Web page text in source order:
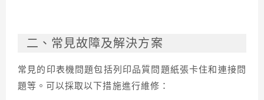
二、常見故障及解決方案
常見的印表機問題包括列印品質問題紙張卡住和連接問
題等。可以採取以下措施進行維修：